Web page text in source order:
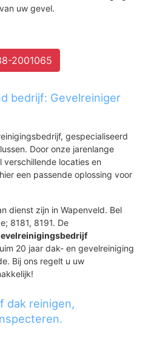
uw gevel.
2001065
bedrijf: Gevelreiniger
gespecialiseerd
Door onze jarenlange
locaties en
een passende oplossing voor
dienst zijn in Wapenveld. Bel
8181, 8191. De
20 jaar dak- en gevelreiniging
Bij ons regelt u uw
dak reinigen,